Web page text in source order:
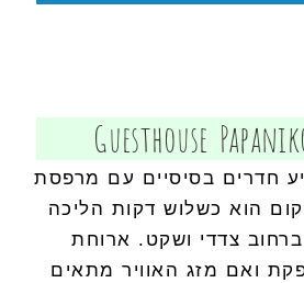
חדרים בסיסיים עם מרפסת
הוא כשלוש דקות הליכה
ברחוב צדדי ושקט. ארוחת
ואם מזג האוויר מתאים